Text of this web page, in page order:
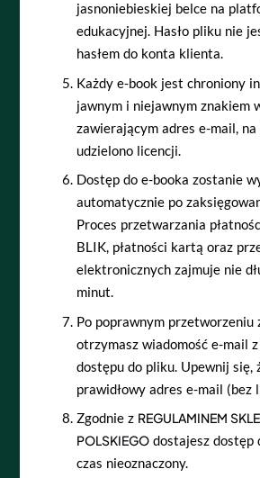
jasnoniebieskiej belce na
edukacyjnej. Hasło pliku nie
hasłem do konta klienta.
Każdy e-book jest chroniony
jawnym i niejawnym znakiem
zawierającym adres e-mail,
udzielono licencji.
Dostęp do e-booka zostanie
automatycznie po
Proces przetwarzania
BLIK, płatności kartą oraz
elektronicznych zajmuje nie
minut.
Po poprawnym przetworzeniu
otrzymasz wiadomość e-mail
dostępu do pliku. Upewnij się,
prawidłowy adres e-mail (bez
Zgodnie z REGULAMINEM
POLSKIEGO dostajesz dostęp
czas nieoznaczony.